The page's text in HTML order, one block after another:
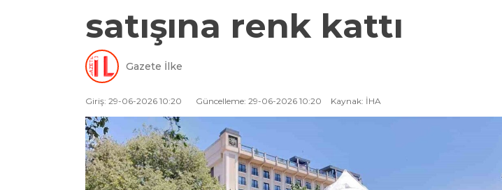
satışına renk kattı
Gazete İlke
Giriş: 29-06-2026 10:20 Güncelleme: 29-06-2026 10:20 Kaynak: İHA